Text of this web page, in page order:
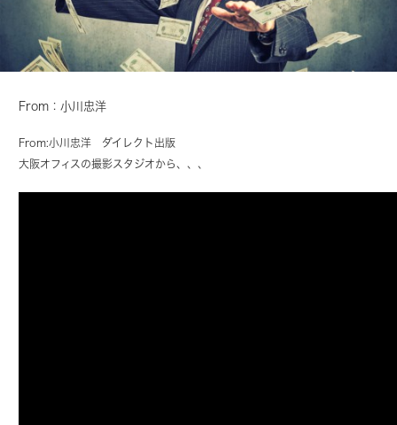
From：小川忠洋
From:小川忠洋 ダイレクト出版
大阪オフィスの撮影スタジオから、、、